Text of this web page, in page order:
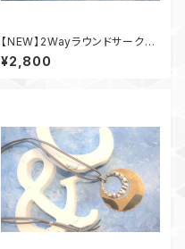
【NEW】2Wayラウンドサークル
ネックレス
¥2,800